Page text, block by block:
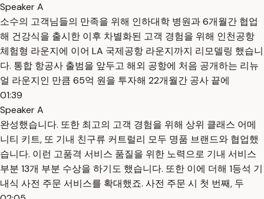
Speaker A
소수의 고객님들의 만족을 위해 인하대학 병원과 6개월간 협업
해 건강식을 출시한 이후 차별화된 고객 경험을 위해 인천공항
체험형 라운지에 이어 LA 국제공항 라운지까지 리모델링 했습니
다. 통합 항공사 출범을 앞두고 해외 공항에 처음 공개하는 리뉴
얼 라운지인 만큼 65억 원을 투자해 22개월간 공사 끝에
01:39
Speaker A
완성했습니다. 또한 최고의 고객 경험을 위해 상위 클래스 어메
니티 키트, 또 기내 친구류 커트럴리 모두 명품 브랜드와 협업했
습니다. 이런 고품격 서비스 품질을 위한 노력으로 기내 서비스
부분 13개 부분 수상을 하기도 했습니다. 또한 이에 더해 1등석 기
내식 사전 주문 서비스를 확대했죠. 사전 주문 시 첫 번째, 두